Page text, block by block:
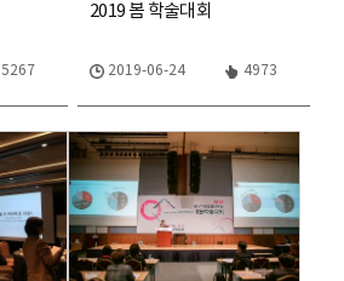
5267
2019 봄 학술대회
2019-06-24 4973